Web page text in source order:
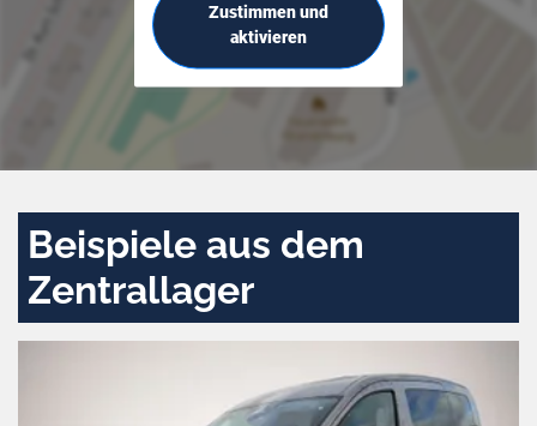
Zustimmen und
aktivieren
Beispiele aus dem
Zentrallager